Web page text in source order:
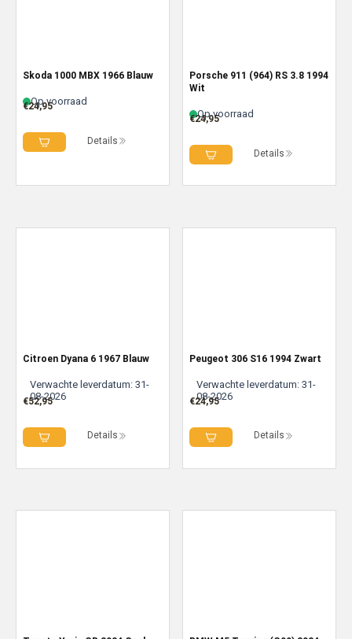
Skoda 1000 MBX 1966 Blauw
Op voorraad
€24,95
Details
Porsche 911 (964) RS 3.8 1994
Wit
Op voorraad
€24,95
Details
Citroen Dyana 6 1967 Blauw
Verwachte leverdatum: 31-
08-2026
€52,95
Details
Peugeot 306 S16 1994 Zwart
Verwachte leverdatum: 31-
08-2026
€24,95
Details